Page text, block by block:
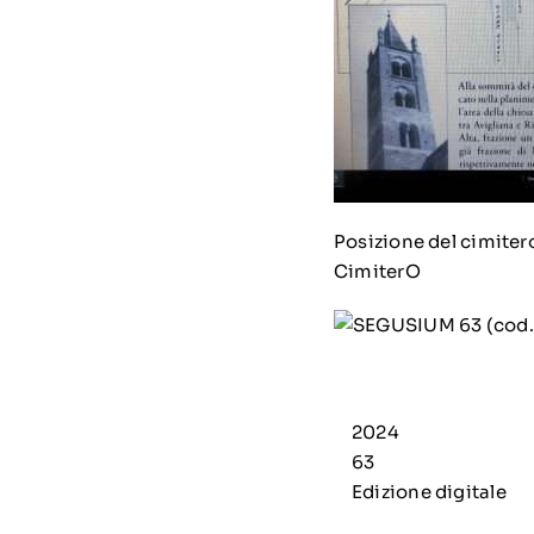
Posizione del
CimiterO
2024
63
Edizione digitale